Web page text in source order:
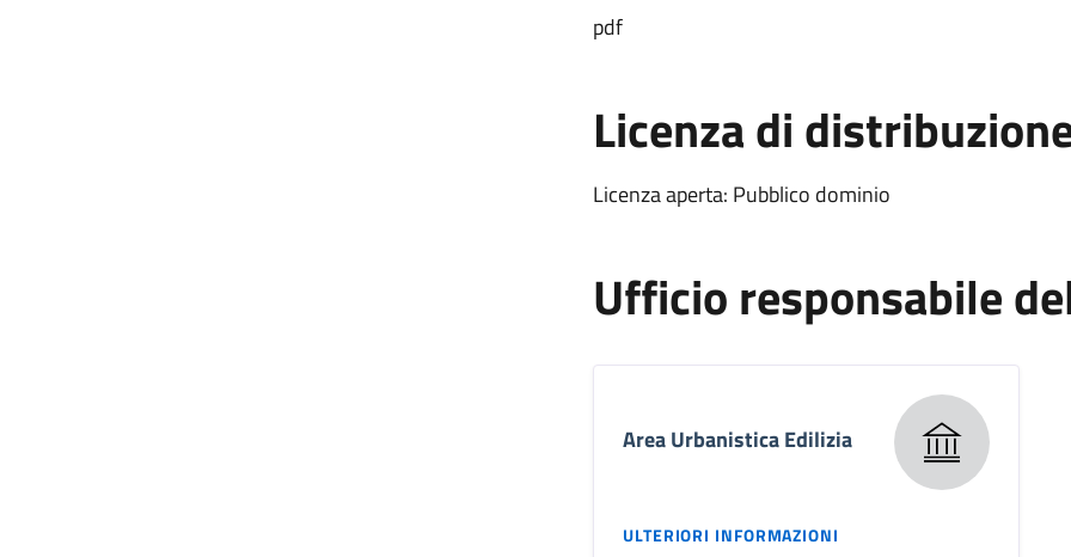
pdf
Licenza di
Licenza aperta: Pubblico dominio
Ufficio responsabile
Area Urbanistica Edilizia
ULTERIORI INFORMAZIONI